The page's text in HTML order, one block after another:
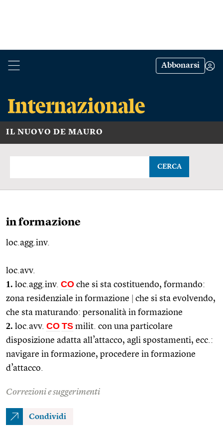
Abbonarsi
IL NUOVO DE MAURO
CERCA
in formazione
loc.agg.inv.
loc.avv.
1. loc.agg. inv. CO che si sta costituendo, formando:
zona residenziale in formazione
che si sta evolvendo,
che sta maturando: personalità in formazione
2. loc.avv. CO TS milit. con una particolare
disposizione adatta all’attacco, agli spostamenti, ecc. :
navigare in formazione, procedere in formazione
d’attacco.
Correzioni e suggerimenti
Condividi